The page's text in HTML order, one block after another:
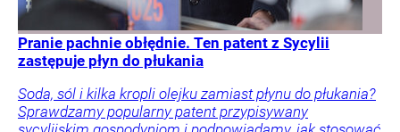
Pranie pachnie obłędnie. Ten patent z Sycylii
zastępuje płyn do płukania
Soda, sól i kilka kropli olejku zamiast płynu do płukania?
Sprawdzamy popularny patent przypisywany